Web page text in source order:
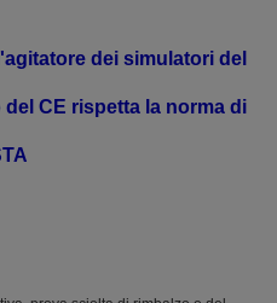
dei simulatori del
CE rispetta la norma di